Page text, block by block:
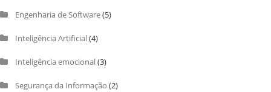
Engenharia de Software(5)
Inteligência Artificial(4)
Inteligência emocional(3)
Segurança da Informação (2)